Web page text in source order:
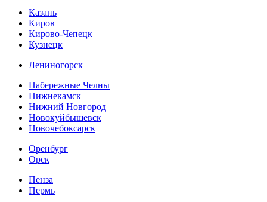
Казань
Киров
Кирово-Чепецк
Кузнецк
Лениногорск
Набережные Челны
Нижнекамск
Нижний Новгород
Новокуйбышевск
Новочебоксарск
Оренбург
Орск
Пенза
Пермь